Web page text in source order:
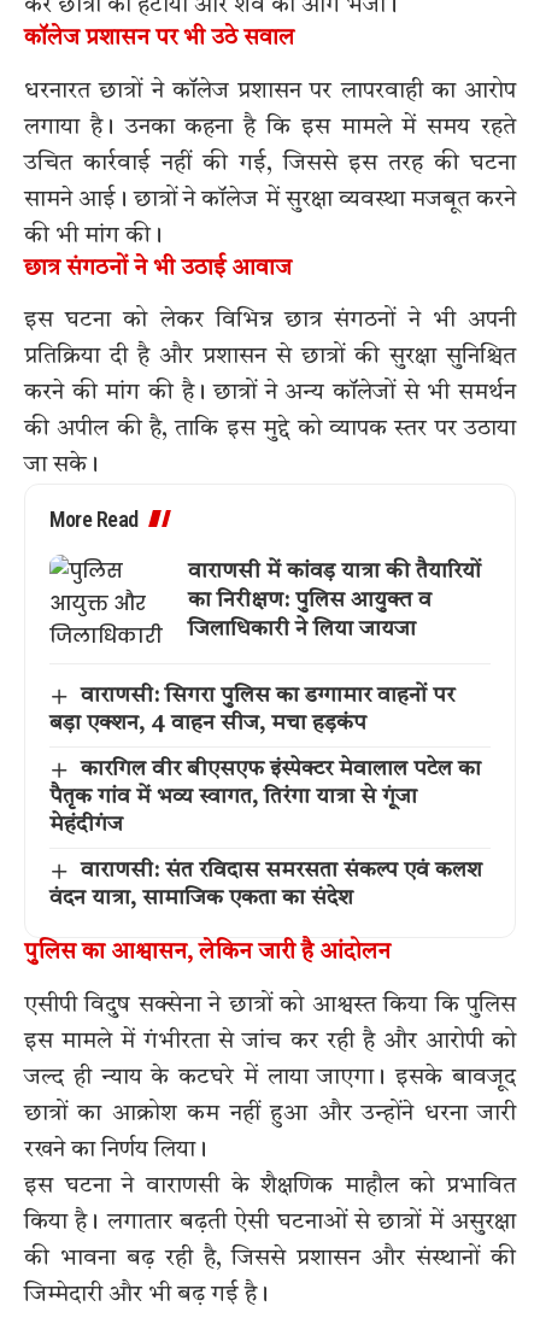
कर छात्रों को हटाया और शव को आगे भेजा।
कॉलेज प्रशासन पर भी उठे सवाल
धरनारत छात्रों ने कॉलेज प्रशासन पर लापरवाही का आरोप
लगाया है। उनका कहना है कि इस मामले में समय रहते
उचित कार्रवाई नहीं की गई, जिससे इस तरह की घटना
सामने आई। छात्रों ने कॉलेज में सुरक्षा व्यवस्था मजबूत करने
की भी मांग की।
छात्र संगठनों ने भी उठाई आवाज
इस घटना को लेकर विभिन्न छात्र संगठनों ने भी अपनी
प्रतिक्रिया दी है और प्रशासन से छात्रों की सुरक्षा सुनिश्चित
करने की मांग की है। छात्रों ने अन्य कॉलेजों से भी समर्थन
की अपील की है, ताकि इस मुद्दे को व्यापक स्तर पर उठाया
जा सके।
More Read
वाराणसी में कांवड़ यात्रा की तैयारियों
का निरीक्षण: पुलिस आयुक्त व
जिलाधिकारी ने लिया जायजा
वाराणसी: सिगरा पुलिस का डग्गामार वाहनों पर
बड़ा एक्शन, 4 वाहन सीज, मचा हड़कंप
कारगिल वीर बीएसएफ इंस्पेक्टर मेवालाल पटेल का
पैतृक गांव में भव्य स्वागत, तिरंगा यात्रा से गूंजा
मेहंदीगंज
वाराणसी: संत रविदास समरसता संकल्प एवं कलश
वंदन यात्रा, सामाजिक एकता का संदेश
पुलिस का आश्वासन, लेकिन जारी है आंदोलन
एसीपी विदुष सक्सेना ने छात्रों को आश्वस्त किया कि पुलिस
इस मामले में गंभीरता से जांच कर रही है और आरोपी को
जल्द ही न्याय के कटघरे में लाया जाएगा। इसके बावजूद
छात्रों का आक्रोश कम नहीं हुआ और उन्होंने धरना जारी
रखने का निर्णय लिया।
इस घटना ने वाराणसी के शैक्षणिक माहौल को प्रभावित
किया है। लगातार बढ़ती ऐसी घटनाओं से छात्रों में असुरक्षा
की भावना बढ़ रही है, जिससे प्रशासन और संस्थानों की
जिम्मेदारी और भी बढ़ गई है।